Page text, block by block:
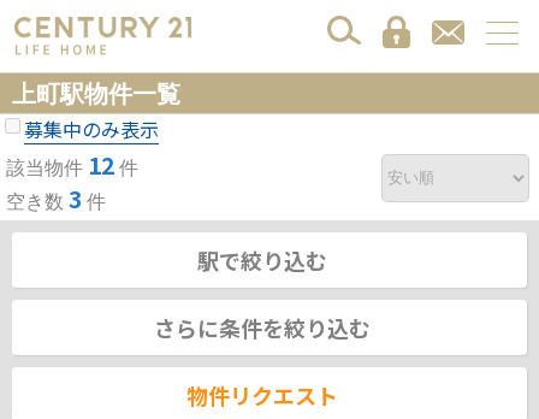
上町駅物件一覧
募集中のみ表示
該当物件 12 件
空き数 3 件
駅で絞り込む
さらに条件を絞り込む
物件リクエスト